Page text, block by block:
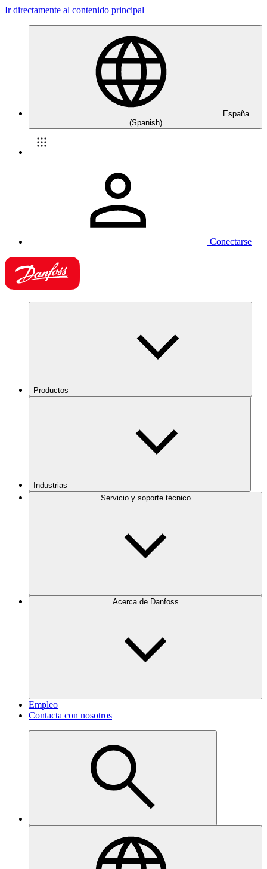
Ir directamente al contenido principal
España
(Spanish)
Conectarse
Productos
Industrias
Servicio y soporte técnico
Acerca de Danfoss
Empleo
Contacta con nosotros